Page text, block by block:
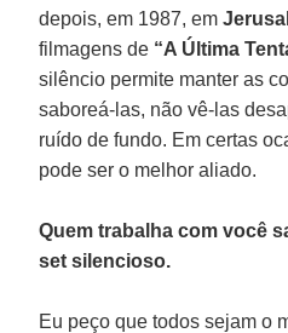
depois, em 1987, em
filmagens de “A Última
silêncio permite manter as
saboreá-las, não vê-las
ruído de fundo. Em certas
pode ser o melhor aliado.
Quem trabalha com você
set silencioso.
Eu peço que todos sejam o